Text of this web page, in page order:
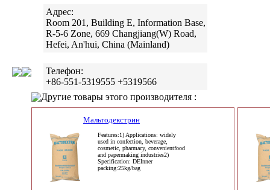
Адрес:
Room 201, Building E, Information Base,
R-5-6 Zone, 669 Changjiang(W) Road,
Hefei, An'hui, China (Mainland)
Телефон:
+86-551-5319555 +5319566
Другие товары этого производителя :
Мальтодекстрин
Features:1) Applications: widely
used in confection, beverage,
cosmetic, pharmacy, convenientfood
and papermaking industries2)
Specification: DEInner
packing:25kg/bag